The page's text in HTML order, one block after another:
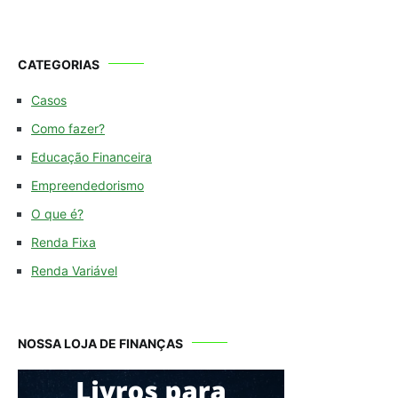
CATEGORIAS
Casos
Como fazer?
Educação Financeira
Empreendedorismo
O que é?
Renda Fixa
Renda Variável
NOSSA LOJA DE FINANÇAS